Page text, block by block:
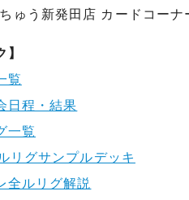
ゅう新発田店 カードコー
覧
日程・結果
一覧
リグサンプルデッキ
全ルリグ解説